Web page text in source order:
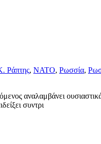
Ράπτης, ΝΑΤΟ, Ρωσσία,
αναλαμβάνει
συντρι